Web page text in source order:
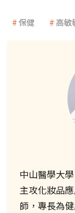
保健 高敏
中山醫學大
主攻化妝品
師，專長為